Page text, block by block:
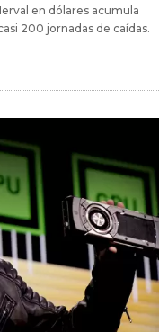
en dólares acumula
200 jornadas de caídas.